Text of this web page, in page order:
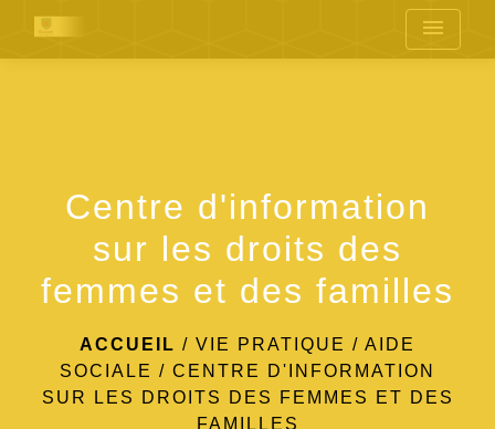
menu
Centre d'information
sur les droits des
femmes et des familles
ACCUEIL / VIE PRATIQUE / AIDE
SOCIALE / CENTRE D'INFORMATION
SUR LES DROITS DES FEMMES ET DES
FAMILLES